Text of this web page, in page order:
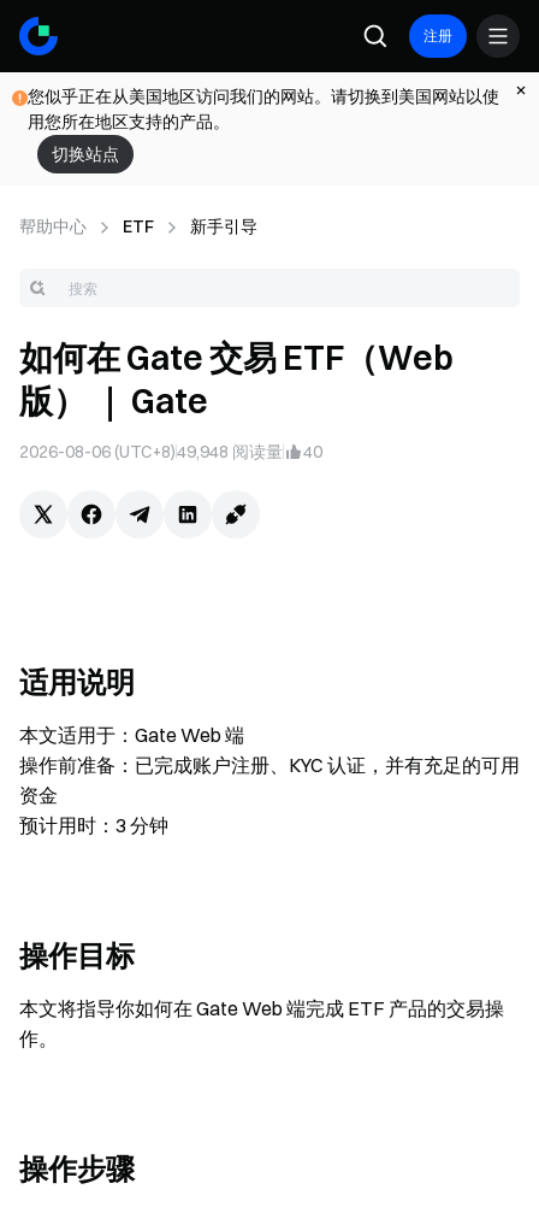
注册
您似乎正在从美国地区访问我们的网站。请切换到美国网站以使
用您所在地区支持的产品。
切换站点
帮助中心 ETF 新手引导
如何在 Gate 交易 ETF（Web
版） ｜ Gate
2026-08-06 (UTC+8)49,948 阅读量 40
适用说明
本文适用于：Gate Web 端
操作前准备：已完成账户注册、KYC 认证，并有充足的可用
资金
预计用时：3 分钟
操作目标
本文将指导你如何在 Gate Web 端完成 ETF 产品的交易操
作。
操作步骤